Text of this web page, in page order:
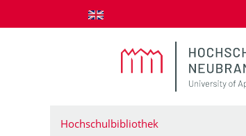
zum Inhalt springen
Hochschulbibliothek